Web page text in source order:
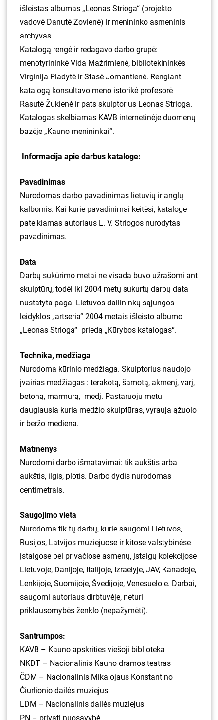
išleistas albumas „Leonas Strioga“ (projekto
vadovė Danutė Zovienė) ir menininko asmeninis
archyvas.
Katalogą rengė ir redagavo darbo grupė:
menotyrininkė Vida Mažrimienė, bibliotekininkės
Virginija Pladytė ir Stasė Jomantienė. Rengiant
katalogą konsultavo meno istorikė profesorė
Rasutė Žukienė ir pats skulptorius Leonas Strioga.
Katalogas skelbiamas KAVB internetinėje duomenų
bazėje „Kauno menininkai“.
Informacija apie darbus kataloge:
Pavadinimas
Nurodomas darbo pavadinimas lietuvių ir anglų
kalbomis. Kai kurie pavadinimai keitėsi, kataloge
pateikiamas autoriaus L. V. Striogos nurodytas
pavadinimas.
Data
Darbų sukūrimo metai ne visada buvo užrašomi ant
skulptūrų, todėl iki 2004 metų sukurtų darbų data
nustatyta pagal Lietuvos dailininkų sąjungos
leidyklos „artseria“ 2004 metais išleisto albumo
„Leonas Strioga“ priedą „Kūrybos katalogas“.
Technika, medžiaga
Nurodoma kūrinio medžiaga. Skulptorius naudojo
įvairias medžiagas : terakotą, šamotą, akmenį, varį,
betoną, marmurą, medį. Pastaruoju metu
daugiausia kuria medžio skulptūras, vyrauja ąžuolo
ir beržo mediena.
Matmenys
Nurodomi darbo išmatavimai: tik aukštis arba
aukštis, ilgis, plotis. Darbo dydis nurodomas
centimetrais.
Saugojimo vieta
Nurodoma tik tų darbų, kurie saugomi Lietuvos,
Rusijos, Latvijos muziejuose ir kitose valstybinėse
įstaigose bei privačiose asmenų, įstaigų kolekcijose
Lietuvoje, Danijoje, Italijoje, Izraelyje, JAV, Kanadoje,
Lenkijoje, Suomijoje, Švedijoje, Venesueloje. Darbai,
saugomi autoriaus dirbtuvėje, neturi
priklausomybės ženklo (nepažymėti).
Santrumpos:
KAVB – Kauno apskrities viešoji biblioteka
NKDT – Nacionalinis Kauno dramos teatras
ČDM – Nacionalinis Mikalojaus Konstantino
Čiurlionio dailės muziejus
LDM – Nacionalinis dailės muziejus
PN – privati nuosavybė